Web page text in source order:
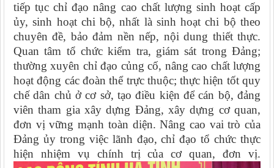
tiếp tục chỉ đạo nâng cao chất lượng sinh hoạt cấp
ủy, sinh hoạt chi bộ, nhất là sinh hoạt chi bộ theo
chuyên đề, bảo đảm nền nếp, nội dung thiết thực.
Quan tâm tổ chức kiểm tra, giám sát trong Đảng;
thường xuyên chỉ đạo củng cố, nâng cao chất lượng
hoạt động các đoàn thể trực thuộc; thực hiện tốt quy
chế dân chủ ở cơ sở, tạo điều kiện để cán bộ, đảng
viên tham gia xây dựng Đảng, xây dựng cơ quan,
đơn vị vững mạnh toàn diện. Nâng cao vai trò của
Đảng ủy trong việc lãnh đạo, chỉ đạo tổ chức thực
hiện nhiệm vụ chính trị của cơ quan, đơn vị.